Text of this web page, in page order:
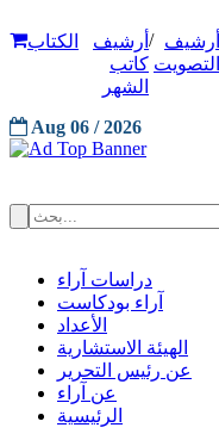
أرشيف
التصويت
/ أرشيف
كاتب
الشهر
الكتاب
Aug 06 / 2026
دراسات آراء
آراء بودكاست
الأعداد
الهيئة الاستشارية
عن رئيس التحرير
عن آراء
الرئيسية